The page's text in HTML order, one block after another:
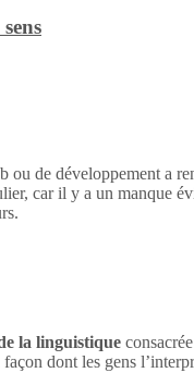
ou de développement a
car il y a un manque
la linguistique
dont les gens